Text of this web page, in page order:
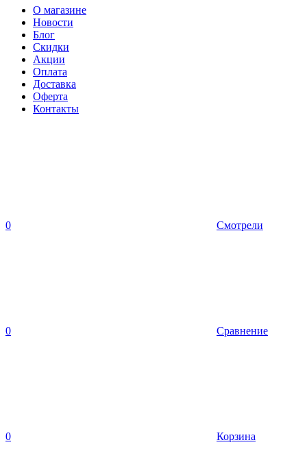
О магазине
Новости
Блог
Скидки
Акции
Оплата
Доставка
Оферта
Контакты
0 Смотрели
0 Сравнение
0 Корзина